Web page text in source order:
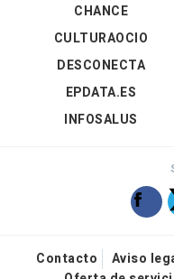
CHANCE
CULTURAOCIO
DESCONECTA
EPDATA.ES
INFOSALUS
Contacto Aviso